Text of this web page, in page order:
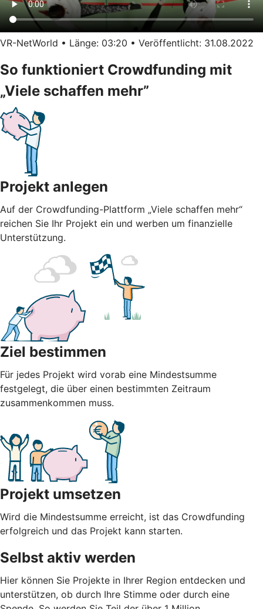
VR-NetWorld • Länge: 03:20 • Veröffentlicht: 31.08.2022
So funktioniert Crowdfunding mit
„Viele schaffen mehr”
Projekt anlegen
Auf der Crowdfunding-Plattform „Viele schaffen mehr“
reichen Sie Ihr Projekt ein und werben um finanzielle
Unterstützung.
Ziel bestimmen
Für jedes Projekt wird vorab eine Mindestsumme
festgelegt, die über einen bestimmten Zeitraum
zusammenkommen muss.
Projekt umsetzen
Wird die Mindestsumme erreicht, ist das Crowdfunding
erfolgreich und das Projekt kann starten.
Selbst aktiv werden
Hier können Sie Projekte in Ihrer Region entdecken und
unterstützen, ob durch Ihre Stimme oder durch eine